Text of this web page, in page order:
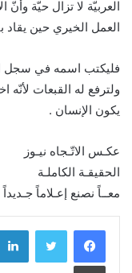
العربيّة لا تزال حيّة وأنّ
العمل الخيري حين يقاد
فليكتب اسمه في سجل
ولترفع له القبعات
يكون الإنسان .
عكـس الاتّـجاه نيـوز
الحقيقـة الكاملـة
معــاً نصنع إعـلاماً جـديداً
طباعة